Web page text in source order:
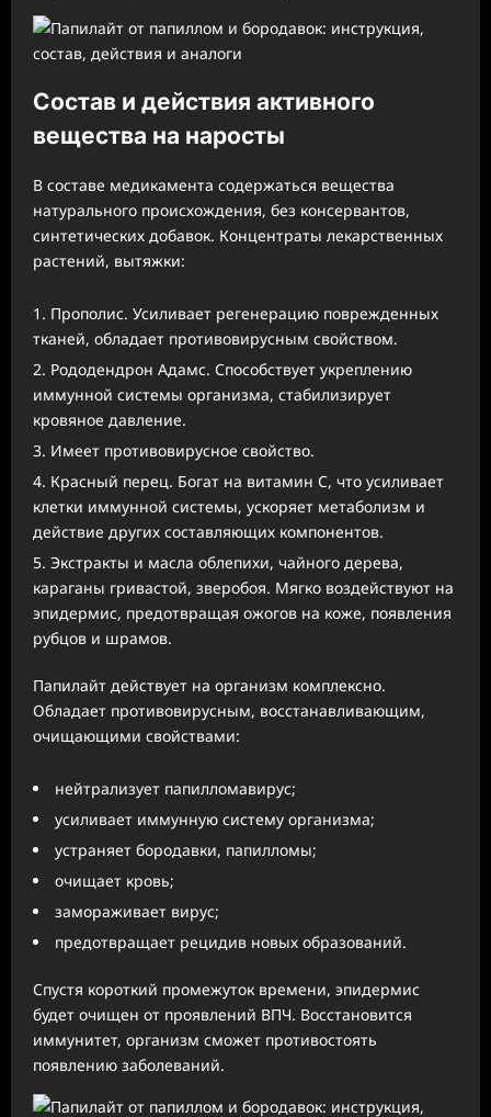
Состав и действия активного
вещества на наросты
В составе медикамента содержаться вещества
натурального происхождения, без консервантов,
синтетических добавок. Концентраты лекарственных
растений, вытяжки:
Прополис. Усиливает регенерацию поврежденных
тканей, обладает противовирусным свойством.
Рододендрон Адамс. Способствует укреплению
иммунной системы организма, стабилизирует
кровяное давление.
Имеет противовирусное свойство.
Красный перец. Богат на витамин C, что усиливает
клетки иммунной системы, ускоряет метаболизм и
действие других составляющих компонентов.
Экстракты и масла облепихи, чайного дерева,
караганы гривастой, зверобоя. Мягко воздействуют на
эпидермис, предотвращая ожогов на коже, появления
рубцов и шрамов.
Папилайт действует на организм комплексно.
Обладает противовирусным, восстанавливающим,
очищающими свойствами:
нейтрализует папилломавирус;
усиливает иммунную систему организма;
устраняет бородавки, папилломы;
очищает кровь;
замораживает вирус;
предотвращает рецидив новых образований.
Спустя короткий промежуток времени, эпидермис
будет очищен от проявлений ВПЧ. Восстановится
иммунитет, организм сможет противостоять
появлению заболеваний.